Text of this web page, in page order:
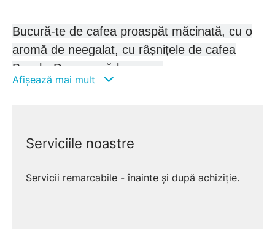
Bucură-te de cafea proaspăt măcinată, cu o
aromă de neegalat, cu râșnițele de cafea
Bosch. Descoperă-le acum.
Afișează mai mult
Serviciile noastre
Servicii remarcabile - înainte și după achiziție.